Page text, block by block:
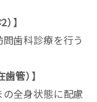
】
歯科診療を行う
管）】
全身状態に配慮